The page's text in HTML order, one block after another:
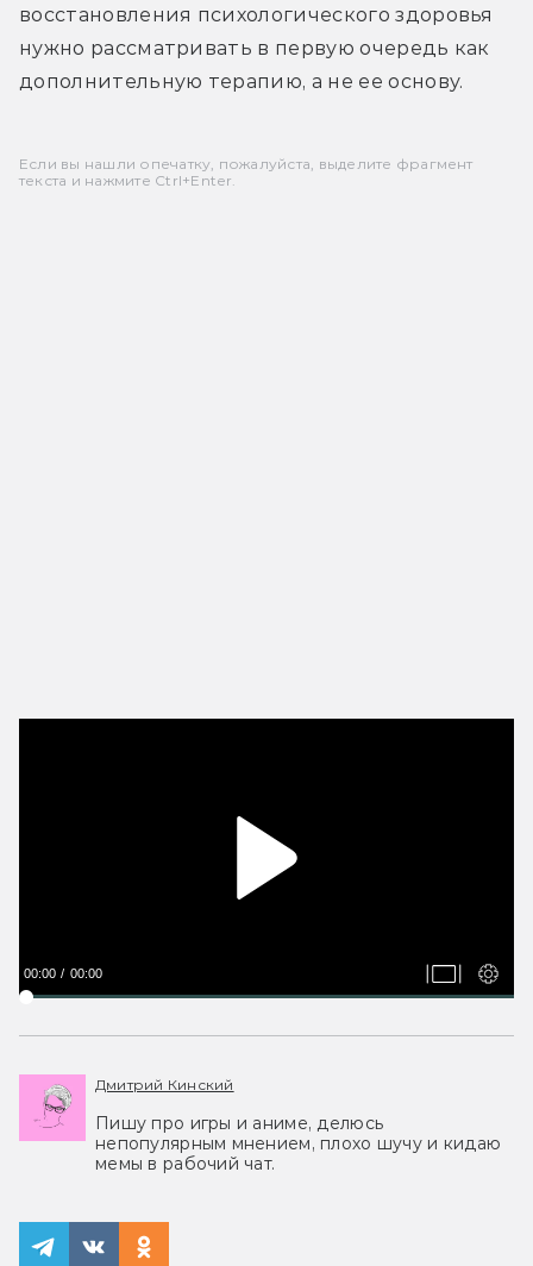
восстановления психологического здоровья
нужно рассматривать в первую очередь как
дополнительную терапию, а не ее основу.
Если вы нашли опечатку, пожалуйста, выделите фрагмент
текста и нажмите Ctrl+Enter.
00:00 00:00
Дмитрий Кинский
Пишу про игры и аниме, делюсь
непопулярным мнением, плохо шучу и кидаю
мемы в рабочий чат.